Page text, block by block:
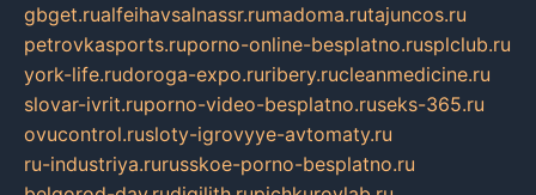
gbget.rualfeihavsalnassr.rumadoma.rutajuncos.ru
petrovkasports.ruporno-online-besplatno.rusplclub.ru
york-life.rudoroga-expo.ruribery.rucleanmedicine.ru
slovar-ivrit.ruporno-video-besplatno.ruseks-365.ru
ovucontrol.rusloty-igrovyye-avtomaty.ru
ru-industriya.rurusskoe-porno-besplatno.ru